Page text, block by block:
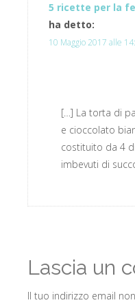
5 ricette per la
ha detto:
10 Maggio 2017 alle
[…] La torta di
e cioccolato
costituito da 4
imbevuti di
Lascia un
Il tuo indirizzo email